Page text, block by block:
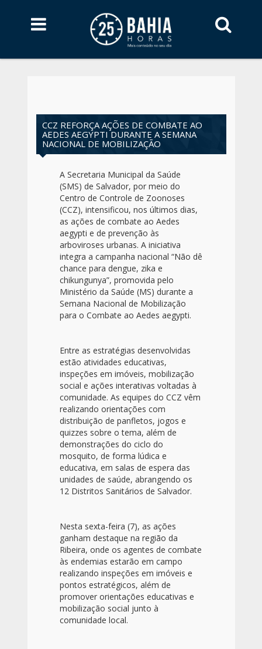
CCZ REFORÇA AÇÕES DE COMBATE AO
AEDES AEGYPTI DURANTE A SEMANA
NACIONAL DE MOBILIZAÇÃO
A Secretaria Municipal da Saúde
(SMS) de Salvador, por meio do
Centro de Controle de Zoonoses
(CCZ), intensificou, nos últimos dias,
as ações de combate ao Aedes
aegypti e de prevenção às
arboviroses urbanas. A iniciativa
integra a campanha nacional “Não dê
chance para dengue, zika e
chikungunya”, promovida pelo
Ministério da Saúde (MS) durante a
Semana Nacional de Mobilização
para o Combate ao Aedes aegypti.
Entre as estratégias desenvolvidas
estão atividades educativas,
inspeções em imóveis, mobilização
social e ações interativas voltadas à
comunidade. As equipes do CCZ vêm
realizando orientações com
distribuição de panfletos, jogos e
quizzes sobre o tema, além de
demonstrações do ciclo do
mosquito, de forma lúdica e
educativa, em salas de espera das
unidades de saúde, abrangendo os
12 Distritos Sanitários de Salvador.
Nesta sexta-feira (7), as ações
ganham destaque na região da
Ribeira, onde os agentes de combate
às endemias estarão em campo
realizando inspeções em imóveis e
pontos estratégicos, além de
promover orientações educativas e
mobilização social junto à
comunidade local.